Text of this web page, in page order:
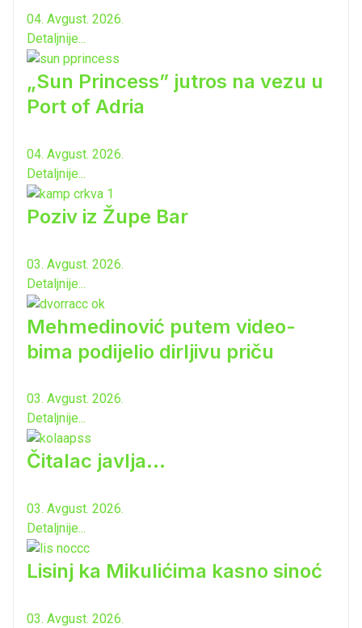
04. Avgust. 2026.
Detaljnije...
„Sun Princess” jutros na vezu u
Port of Adria
04. Avgust. 2026.
Detaljnije...
Poziv iz Župe Bar
03. Avgust. 2026.
Detaljnije...
Mehmedinović putem video-
bima podijelio dirljivu priču
03. Avgust. 2026.
Detaljnije...
Čitalac javlja...
03. Avgust. 2026.
Detaljnije...
Lisinj ka Mikulićima kasno sinoć
03. Avgust. 2026.